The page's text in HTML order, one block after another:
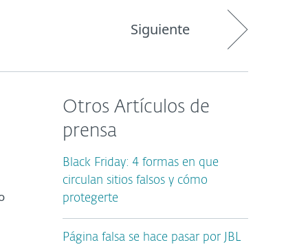
Siguiente
Otros Artículos de
prensa
Black Friday: 4 formas en que
circulan sitios falsos y cómo
protegerte
Página falsa se hace pasar por JBL